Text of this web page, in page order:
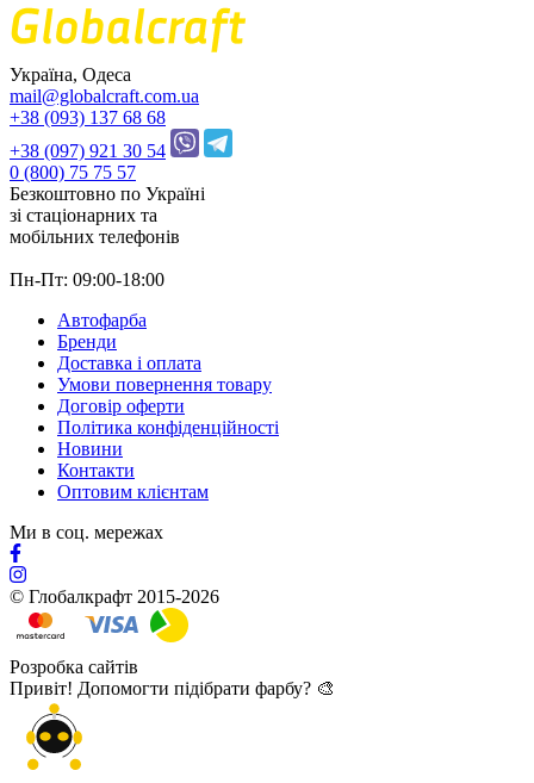
Україна, Одеса
mail@globalcraft.com.ua
+38 (093) 137 68 68
+38 (097) 921 30 54
0 (800) 75 75 57
Безкоштовно по Україні
зі стацiонарних та
мобільних телефонів
Пн-Пт: 09:00-18:00
Автофарба
Бренди
Доставка і оплата
Умови повернення товару
Договір оферти
Політика конфіденційності
Новини
Контакти
Оптовим клієнтам
Ми в соц. мережах
© Глобалкрафт 2015-2026
Розробка сайтів
Привіт! Допомогти підібрати фарбу? 🎨